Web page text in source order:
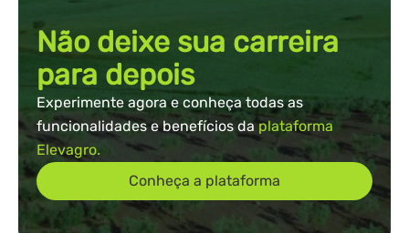
Não deixe sua carreira
para depois
Experimente agora e conheça todas as
funcionalidades e benefícios daplataforma
Elevagro.
Conheça a plataforma